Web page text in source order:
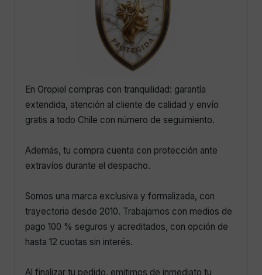
En Oropiel compras con tranquilidad: garantía
extendida, atención al cliente de calidad y envío
gratis a todo Chile con número de seguimiento.
Además, tu compra cuenta con protección ante
extravíos durante el despacho.
Somos una marca exclusiva y formalizada, con
trayectoria desde 2010. Trabajamos con medios de
pago 100 % seguros y acreditados, con opción de
hasta 12 cuotas sin interés.
Al finalizar tu pedido, emitimos de inmediato tu